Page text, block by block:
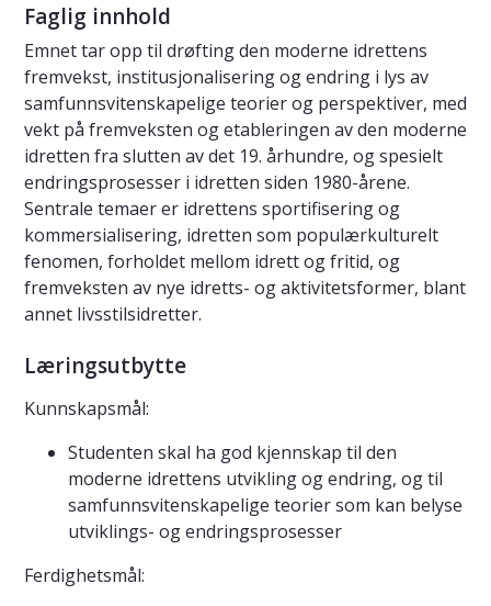
Faglig innhold
Emnet tar opp til drøfting den moderne idrettens
fremvekst, institusjonalisering og endring i lys av
samfunnsvitenskapelige teorier og perspektiver, med
vekt på fremveksten og etableringen av den moderne
idretten fra slutten av det 19. århundre, og spesielt
endringsprosesser i idretten siden 1980-årene.
Sentrale temaer er idrettens sportifisering og
kommersialisering, idretten som populærkulturelt
fenomen, forholdet mellom idrett og fritid, og
fremveksten av nye idretts- og aktivitetsformer, blant
annet livsstilsidretter.
Læringsutbytte
Kunnskapsmål:
Studenten skal ha god kjennskap til den
moderne idrettens utvikling og endring, og til
samfunnsvitenskapelige teorier som kan belyse
utviklings- og endringsprosesser
Ferdighetsmål: